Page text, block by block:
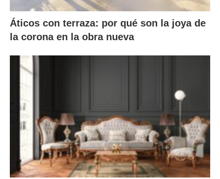
Áticos con terraza: por qué son la joya de
la corona en la obra nueva